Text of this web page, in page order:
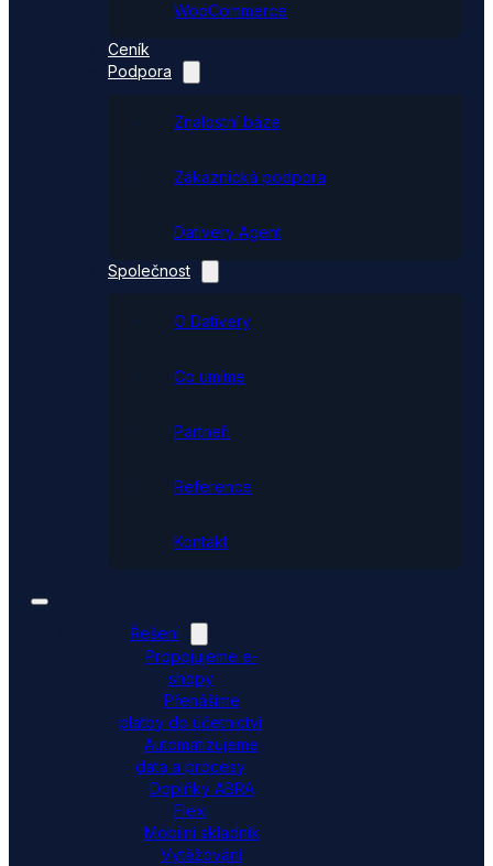
WooCommerce
Ceník
Podpora
Znalostní báze
Zákaznická podpora
Dativery Agent
Společnost
O Dativery
Co umíme
Partneři
Reference
Kontakt
Řešení
Propojujeme e-
shopy
Přenášíme
platby do účetnictví
Automatizujeme
data a procesy
Doplňky ABRA
Flexi
Mobilní skladník
Vytěžování